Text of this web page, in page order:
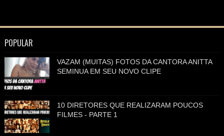
POPULAR
VAZAM (MUITAS) FOTOS DA CANTORA ANITTA
SEMINUA EM SEU NOVO CLIPE
10 DIRETORES QUE REALIZARAM POUCOS
FILMES - PARTE 1